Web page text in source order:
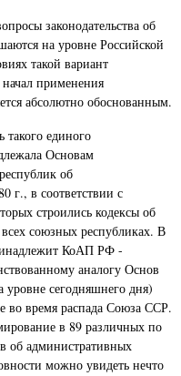
законодательства об
на уровне Российской
такой вариант
применения
абсолютно обоснованным.
единого
Основам
об
г., в соответствии с
строились кодексы об
союзных республиках. В
КоАП РФ -
аналогу Основ
уровне сегодняшнего дня)
во время распада Союза ССР.
в 89 различных по
об административных
можно увидеть нечто